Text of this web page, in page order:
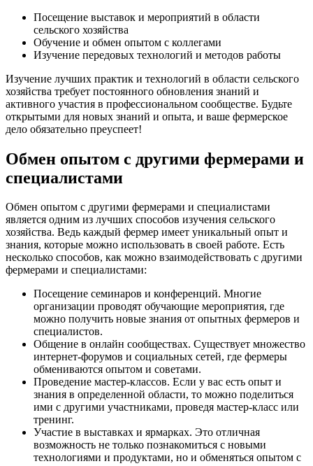
Посещение выставок и мероприятий в области
сельского хозяйства
Обучение и обмен опытом с коллегами
Изучение передовых технологий и методов работы
Изучение лучших практик и технологий в области сельского
хозяйства требует постоянного обновления знаний и
активного участия в профессиональном сообществе. Будьте
открытыми для новых знаний и опыта, и ваше фермерское
дело обязательно преуспеет!
Обмен опытом с другими фермерами и
специалистами
Обмен опытом с другими фермерами и специалистами
является одним из лучших способов изучения сельского
хозяйства. Ведь каждый фермер имеет уникальный опыт и
знания, которые можно использовать в своей работе. Есть
несколько способов, как можно взаимодействовать с другими
фермерами и специалистами:
Посещение семинаров и конференций. Многие
организации проводят обучающие мероприятия, где
можно получить новые знания от опытных фермеров и
специалистов.
Общение в онлайн сообществах. Существует множество
интернет-форумов и социальных сетей, где фермеры
обмениваются опытом и советами.
Проведение мастер-классов. Если у вас есть опыт и
знания в определенной области, то можно поделиться
ими с другими участниками, проведя мастер-класс или
тренинг.
Участие в выставках и ярмарках. Это отличная
возможность не только познакомиться с новыми
технологиями и продуктами, но и обменяться опытом с